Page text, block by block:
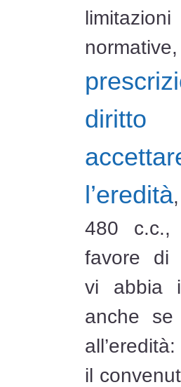
limitazioni
l’eredità
480
favore di
vi abbia
anche se
il